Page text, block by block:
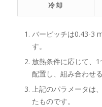
冷却
バーピッチは0.43-3
す。
放熱条件に応じて、
配置し、組み合わせ
上記のパラメータは
たものです。